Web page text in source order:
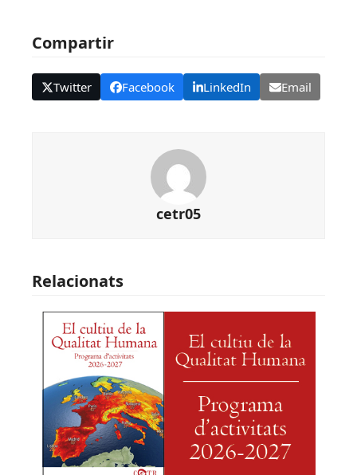
Compartir
Twitter Facebook LinkedIn Email
cetr05
Relacionats